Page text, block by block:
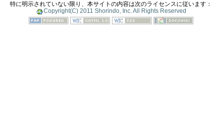
特に明示されていない限り、本サイトの内容は次のライセンスに従います：
Copyright(C) 2011 Shorindo, Inc. All Rights Reserved